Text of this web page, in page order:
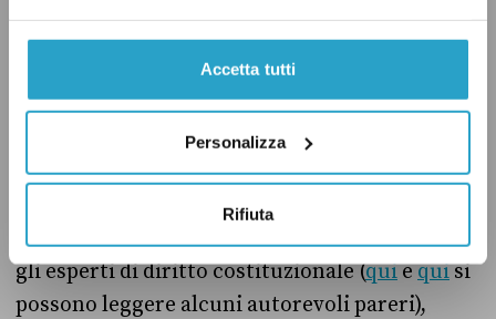
Accetta tutti
Personalizza
Rifiuta
E la presunzione di innocenza?
Nelle sentenze citate non è mai stata analizzata
direttamente la questione se la “legge
Severino” non violi il principio costituzionale
di presunzione di innocenza. Tuttavia, secondo
gli esperti di diritto costituzionale (quiequisi
possono leggere alcuni autorevoli pareri),